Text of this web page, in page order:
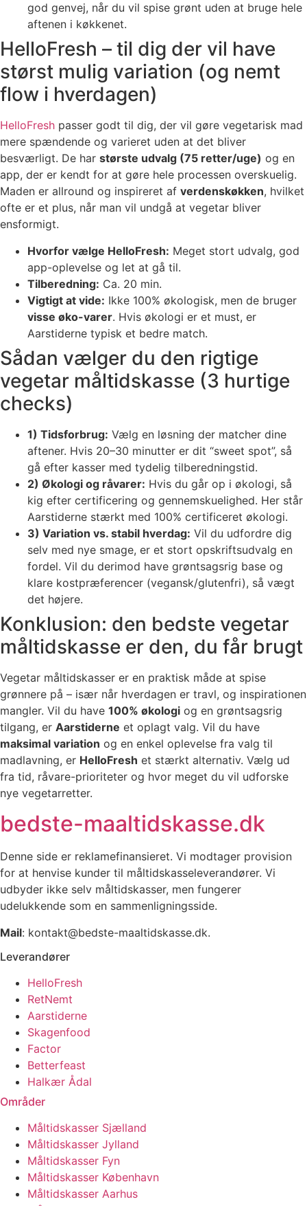
god genvej, når du vil spise grønt uden at bruge hele
aftenen i køkkenet.
HelloFresh – til dig der vil have
størst mulig variation (og nemt
flow i hverdagen)
HelloFresh passer godt til dig, der vil gøre vegetarisk mad
mere spændende og varieret uden at det bliver
besværligt. De har største udvalg (75 retter/uge) og en
app, der er kendt for at gøre hele processen overskuelig.
Maden er allround og inspireret af verdenskøkken, hvilket
ofte er et plus, når man vil undgå at vegetar bliver
ensformigt.
Hvorfor vælge HelloFresh: Meget stort udvalg, god
app-oplevelse og let at gå til.
Tilberedning: Ca. 20 min.
Vigtigt at vide: Ikke 100% økologisk, men de bruger
visse øko-varer. Hvis økologi er et must, er
Aarstiderne typisk et bedre match.
Sådan vælger du den rigtige
vegetar måltidskasse (3 hurtige
checks)
1) Tidsforbrug: Vælg en løsning der matcher dine
aftener. Hvis 20–30 minutter er dit “sweet spot”, så
gå efter kasser med tydelig tilberedningstid.
2) Økologi og råvarer: Hvis du går op i økologi, så
kig efter certificering og gennemskuelighed. Her står
Aarstiderne stærkt med 100% certificeret økologi.
3) Variation vs. stabil hverdag: Vil du udfordre dig
selv med nye smage, er et stort opskriftsudvalg en
fordel. Vil du derimod have grøntsagsrig base og
klare kostpræferencer (vegansk/glutenfri), så vægt
det højere.
Konklusion: den bedste vegetar
måltidskasse er den, du får brugt
Vegetar måltidskasser er en praktisk måde at spise
grønnere på – især når hverdagen er travl, og inspirationen
mangler. Vil du have 100% økologi og en grøntsagsrig
tilgang, er Aarstiderne et oplagt valg. Vil du have
maksimal variation og en enkel oplevelse fra valg til
madlavning, er HelloFresh et stærkt alternativ. Vælg ud
fra tid, råvare-prioriteter og hvor meget du vil udforske
nye vegetarretter.
bedste-maaltidskasse.dk
Denne side er reklamefinansieret. Vi modtager provision
for at henvise kunder til måltidskasseleverandører. Vi
udbyder ikke selv måltidskasser, men fungerer
udelukkende som en sammenligningsside.
Mail: kontakt@bedste-maaltidskasse.dk.
Leverandører
HelloFresh
RetNemt
Aarstiderne
Skagenfood
Factor
Betterfeast
Halkær Ådal
Områder
Måltidskasser Sjælland
Måltidskasser Jylland
Måltidskasser Fyn
Måltidskasser København
Måltidskasser Aarhus